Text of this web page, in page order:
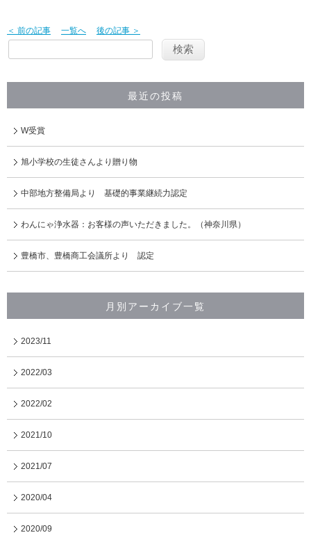
＜ 前の記事 一覧へ 後の記事 ＞
最近の投稿
W受賞
旭小学校の生徒さんより贈り物
中部地方整備局より 基礎的事業継続力認定
わんにゃ浄水器：お客様の声いただきました。（神奈川県）
豊橋市、豊橋商工会議所より 認定
月別アーカイブ一覧
2023/11
2022/03
2022/02
2021/10
2021/07
2020/04
2020/09